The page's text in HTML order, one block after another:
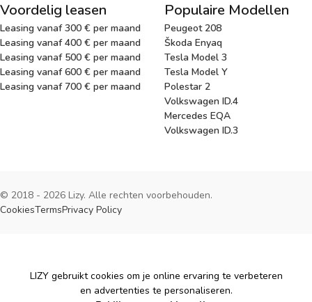
Voordelig leasen
Leasing vanaf 300 € per maand
Leasing vanaf 400 € per maand
Leasing vanaf 500 € per maand
Leasing vanaf 600 € per maand
Leasing vanaf 700 € per maand
Populaire Modellen
Peugeot 208
Škoda Enyaq
Tesla Model 3
Tesla Model Y
Polestar 2
Volkswagen ID.4
Mercedes EQA
Volkswagen ID.3
© 2018 - 2026 Lizy. Alle rechten voorbehouden.
CookiesTermsPrivacy Policy
Cookies
LIZY gebruikt cookies om je online ervaring te verbeteren
en advertenties te personaliseren.